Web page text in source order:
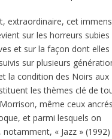
extraordinaire, cet
sur les horreurs subies
et sur la façon dont elles
sur plusieurs
la condition des Noirs aux
les thèmes clé de
même ceux
et parmi lesquels on
notamment, « Jazz »